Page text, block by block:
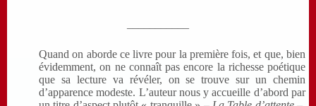
Quand on aborde ce livre pour la première fois, et que, bien
évidemment, on ne connaît pas encore la richesse poétique
que sa lecture va révéler, on se trouve sur un chemin
d’apparence modeste. L’auteur nous y accueille d’abord par